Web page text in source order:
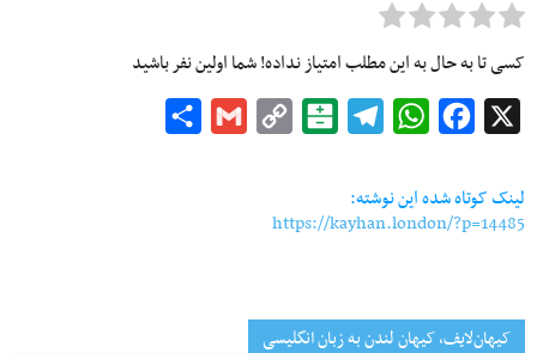
کسی تا به حال به این مطلب امتیاز نداده! شما اولین نفر باشید
Facebook
WhatsApp
Telegram
Balatarin
Copy
Gmail
لینک کوتاه شده این نوشته:
https://kayhan.london/?p=14485
کیهان‌لایف، کیهان لندن به زبان انگلیسی